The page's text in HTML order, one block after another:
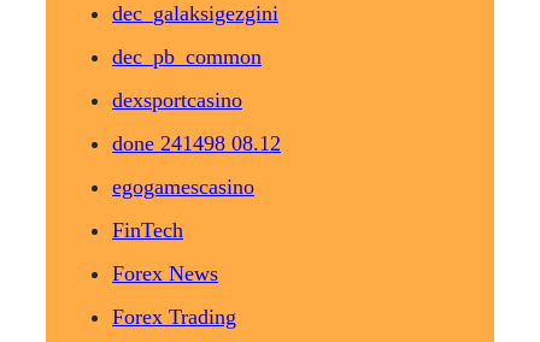
dec_galaksigezgini
dec_pb_common
dexsportcasino
done 241498 08.12
egogamescasino
FinTech
Forex News
Forex Trading